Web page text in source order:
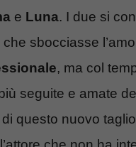
e Luna. I due si
sbocciasse
, ma col
seguite e amate
questo nuovo